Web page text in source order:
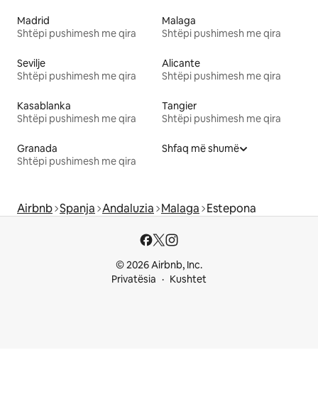
Madrid
Shtëpi pushimesh me qira
Malaga
Shtëpi pushimesh me qira
Sevilje
Shtëpi pushimesh me qira
Alicante
Shtëpi pushimesh me qira
Kasablanka
Shtëpi pushimesh me qira
Tangier
Shtëpi pushimesh me qira
Granada
Shtëpi pushimesh me qira
Shfaq më shumë
Airbnb Spanja Andaluzia Malaga Estepona
© 2026 Airbnb, Inc.
Privatësia
Kushtet